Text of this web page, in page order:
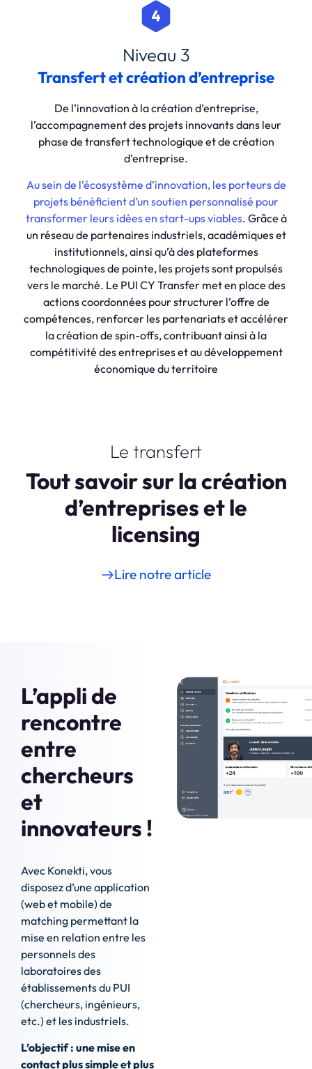
Niveau 3
Transfert et création d’entreprise
De l’innovation à la création d’entreprise,
l’accompagnement des projets innovants dans leur
phase de transfert technologique et de création
d’entreprise.
Au sein de l’écosystème d’innovation, les porteurs de
projets bénéficient d’un soutien personnalisé pour
transformer leurs idées en start-ups viables. Grâce à
un réseau de partenaires industriels, académiques et
institutionnels, ainsi qu’à des plateformes
technologiques de pointe, les projets sont propulsés
vers le marché. Le PUI CY Transfer met en place des
actions coordonnées pour structurer l’offre de
compétences, renforcer les partenariats et accélérer
la création de spin-offs, contribuant ainsi à la
compétitivité des entreprises et au développement
économique du territoire
Le transfert
Tout savoir sur la création
d’entreprises et le
licensing
Lire notre article
L’appli de
rencontre
entre
chercheurs
et
innovateurs !
Avec Konekti, vous
disposez d’une application
(web et mobile) de
matching permettant la
mise en relation entre les
personnels des
laboratoires des
établissements du PUI
(chercheurs, ingénieurs,
etc.) et les industriels.
L’objectif : une mise en
contact plus simple et plus